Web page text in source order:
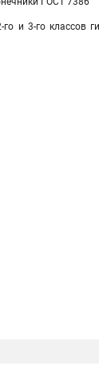
и 3-го классов